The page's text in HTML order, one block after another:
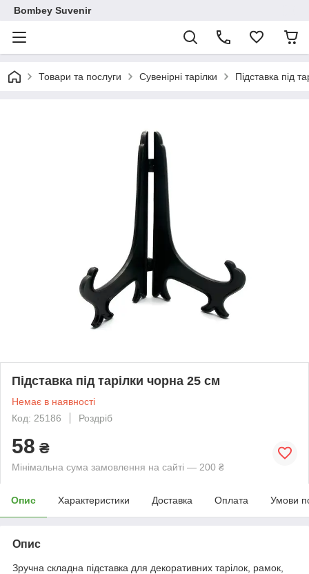
Bombey Suvenir
Товари та послуги Сувенірні тарілки Підставка під
Підставка під тарілки чорна 25 см
Немає в наявності
Код: 25186
Роздріб
58 ₴
Мінімальна сума замовлення на сайті — 200 ₴
Опис Характеристики Доставка Оплата Умови
Опис
Зручна складна підставка для декоративних тарілок, рамок,